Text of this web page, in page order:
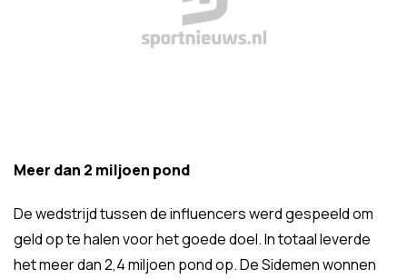
Meer dan 2 miljoen pond
De wedstrijd tussen de influencers werd gespeeld om
geld op te halen voor het goede doel. In totaal leverde
het meer dan 2,4 miljoen pond op. De Sidemen wonnen